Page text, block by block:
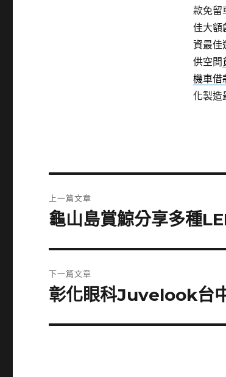
款免留
佳大額
資最佳
供空間
機車借
化製造
章
上一篇文章
上
篇
文
章:
龜山島賞鯨分享多種
下一篇文章
下
篇
彰化眼科Juvelook台